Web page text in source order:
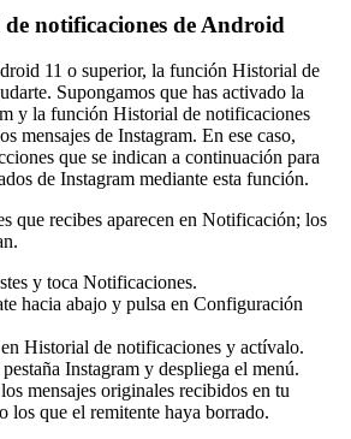
de notificaciones de Android
11 o superior, la función Historial de
Supongamos que has activado la
y la función Historial de notificaciones
mensajes de Instagram. En ese caso,
que se indican a continuación para
de Instagram mediante esta función.
que recibes aparecen en Notificación; los
y toca Notificaciones.
hacia abajo y pulsa en Configuración
Historial de notificaciones y actívalo.
Instagram y despliega el menú.
mensajes originales recibidos en tu
los que el remitente haya borrado.